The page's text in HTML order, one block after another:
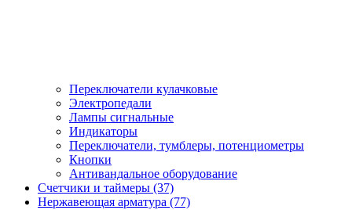
Переключатели кулачковые
Электропедали
Лампы сигнальные
Индикаторы
Переключатели, тумблеры, потенциометры
Кнопки
Антивандальное оборудование
Счетчики и таймеры (37)
Нержавеющая арматура (77)